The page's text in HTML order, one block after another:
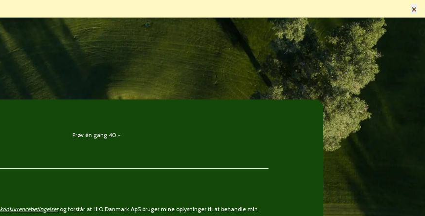
×
Prøv én gang 40,-
konkurrencebetingelserog forstår at HIO Danmark ApS bruger mine oplysninger til at behandle min